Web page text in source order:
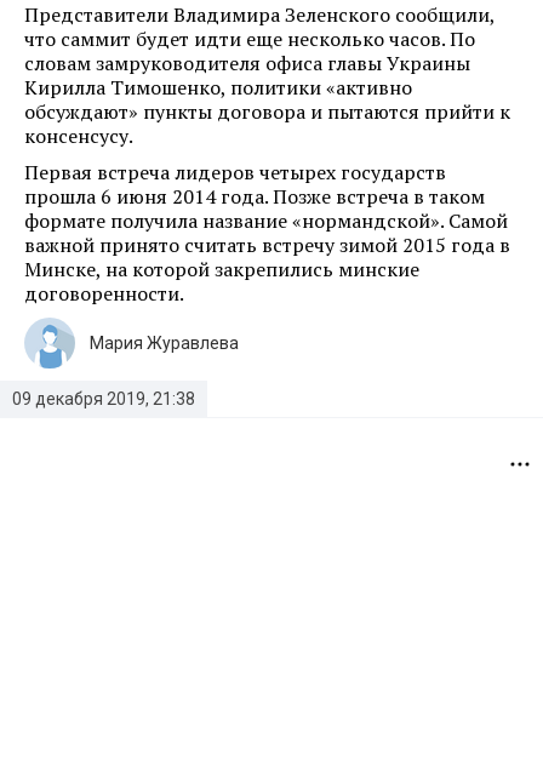
Представители Владимира Зеленского сообщили,
что саммит будет идти еще несколько часов. По
словам замруководителя офиса главы Украины
Кирилла Тимошенко, политики «активно
обсуждают» пункты договора и пытаются прийти к
консенсусу.
Первая встреча лидеров четырех государств
прошла 6 июня 2014 года. Позже встреча в таком
формате получила название «нормандской». Самой
важной принято считать встречу зимой 2015 года в
Минске, на которой закрепились минские
договоренности.
09 декабря 2019, 21:38
Мария Журавлева